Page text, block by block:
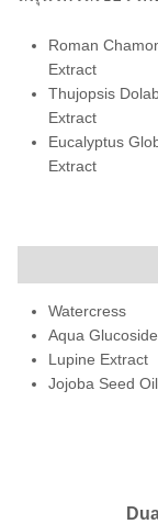
Roman
Extract
Thujopsis
Extract
Eucalyptus
Extract
Watercress
Aqua Glucoside
Lupine Extract
Jojoba Seed Oil